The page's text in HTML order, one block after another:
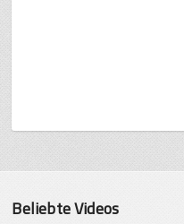
Beliebte Videos